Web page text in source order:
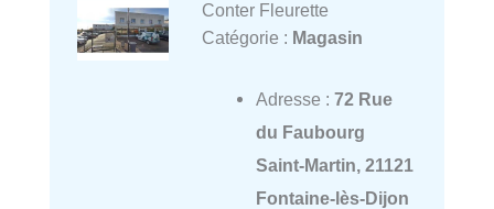
Conter Fleurette
Catégorie : Magasin
Adresse : 72 Rue
du Faubourg
Saint-Martin, 21121
Fontaine-lès-Dijon